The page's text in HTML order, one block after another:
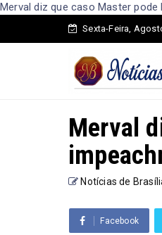
Merval diz que caso Master
Sexta-Feira,
Merval
Notícias de
Facebook